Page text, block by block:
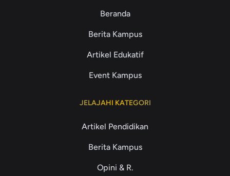
Beranda
Berita Kampus
Artikel Edukatif
Event Kampus
JELAJAHI KATEGORI
Artikel Pendidikan
Berita Kampus
Opini & R.